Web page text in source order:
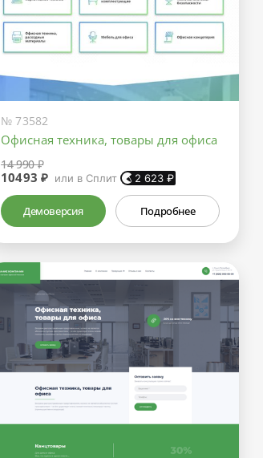
№ 73582
Офисная техника, товары для офиса
14 990 ₽
10493 ₽ или в Сплит 2 623 ₽
Демоверсия Подробнее